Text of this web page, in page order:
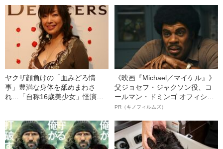
ヤクザ顔負けの「血みどろ情
事」豊満な身体を舐めまわさ
れ…「自称16歳美少女」怪演
《映画『Michael／マイケル』》
父ジョセフ・ジャクソン役、コ
ールマン・ドミンゴ オフィシャ
ルインタビュー“観客を魅了した
語る”《日本興収70億円突破》
PR（キノフィルムズ）